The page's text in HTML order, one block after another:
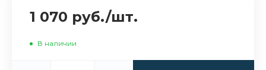
1 070 руб./шт.
В наличии